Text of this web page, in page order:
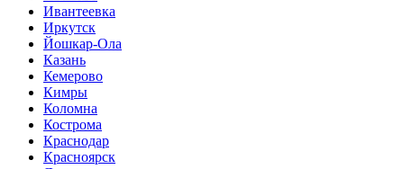
Ивантеевка
Иркутск
Йошкар-Ола
Казань
Кемерово
Кимры
Коломна
Кострома
Краснодар
Красноярск